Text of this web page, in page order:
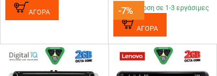
ΑΓΟΡΑ -7%
-7%
Παράδοση σε 1-3 εργάσιμες
ΑΓΟΡΑ